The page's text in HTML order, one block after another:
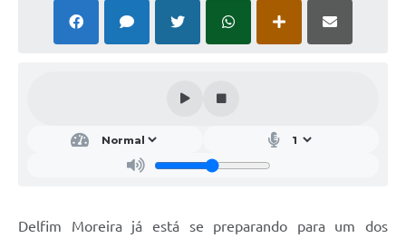
Meio Ambiente
Requerimento
Arquivos para Download
Delfim Moreira já está se preparando para um dos